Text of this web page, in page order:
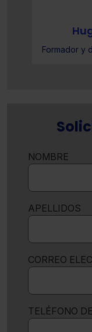
Formador y
NOMBRE
APELLIDOS
CORREO
TELÉFONO